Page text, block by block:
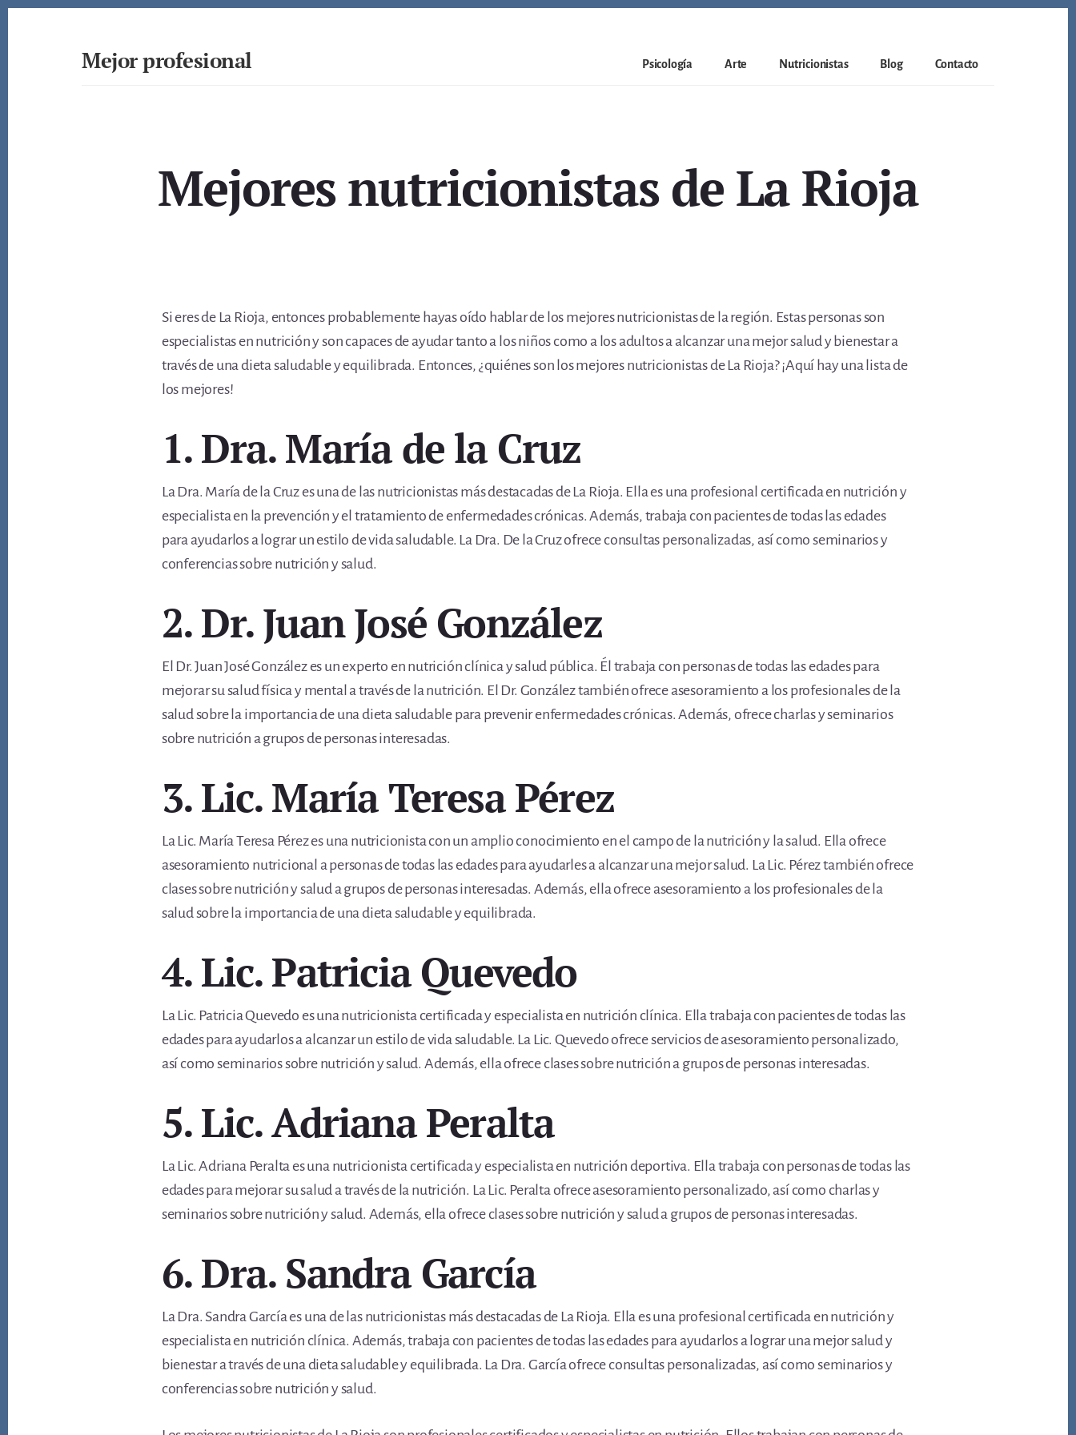
Mejor profesional Psicología Arte Nutricionistas Blog Contacto
Mejores nutricionistas de La Rioja
Si eres de La Rioja, entonces probablemente hayas oído hablar de los mejores nutricionistas de la región. Estas personas son
especialistas en nutrición y son capaces de ayudar tanto a los niños como a los adultos a alcanzar una mejor salud y bienestar a
través de una dieta saludable y equilibrada. Entonces, ¿quiénes son los mejores nutricionistas de La Rioja? ¡Aquí hay una lista de
los mejores!
1. Dra. María de la Cruz
La Dra. María de la Cruz es una de las nutricionistas más destacadas de La Rioja. Ella es una profesional certificada en nutrición y
especialista en la prevención y el tratamiento de enfermedades crónicas. Además, trabaja con pacientes de todas las edades
para ayudarlos a lograr un estilo de vida saludable. La Dra. De la Cruz ofrece consultas personalizadas, así como seminarios y
conferencias sobre nutrición y salud.
2. Dr. Juan José González
El Dr. Juan José González es un experto en nutrición clínica y salud pública. Él trabaja con personas de todas las edades para
mejorar su salud física y mental a través de la nutrición. El Dr. González también ofrece asesoramiento a los profesionales de la
salud sobre la importancia de una dieta saludable para prevenir enfermedades crónicas. Además, ofrece charlas y seminarios
sobre nutrición a grupos de personas interesadas.
3. Lic. María Teresa Pérez
La Lic. María Teresa Pérez es una nutricionista con un amplio conocimiento en el campo de la nutrición y la salud. Ella ofrece
asesoramiento nutricional a personas de todas las edades para ayudarles a alcanzar una mejor salud. La Lic. Pérez también ofrece
clases sobre nutrición y salud a grupos de personas interesadas. Además, ella ofrece asesoramiento a los profesionales de la
salud sobre la importancia de una dieta saludable y equilibrada.
4. Lic. Patricia Quevedo
La Lic. Patricia Quevedo es una nutricionista certificada y especialista en nutrición clínica. Ella trabaja con pacientes de todas las
edades para ayudarlos a alcanzar un estilo de vida saludable. La Lic. Quevedo ofrece servicios de asesoramiento personalizado,
así como seminarios sobre nutrición y salud. Además, ella ofrece clases sobre nutrición a grupos de personas interesadas.
5. Lic. Adriana Peralta
La Lic. Adriana Peralta es una nutricionista certificada y especialista en nutrición deportiva. Ella trabaja con personas de todas las
edades para mejorar su salud a través de la nutrición. La Lic. Peralta ofrece asesoramiento personalizado, así como charlas y
seminarios sobre nutrición y salud. Además, ella ofrece clases sobre nutrición y salud a grupos de personas interesadas.
6. Dra. Sandra García
La Dra. Sandra García es una de las nutricionistas más destacadas de La Rioja. Ella es una profesional certificada en nutrición y
especialista en nutrición clínica. Además, trabaja con pacientes de todas las edades para ayudarlos a lograr una mejor salud y
bienestar a través de una dieta saludable y equilibrada. La Dra. García ofrece consultas personalizadas, así como seminarios y
conferencias sobre nutrición y salud.